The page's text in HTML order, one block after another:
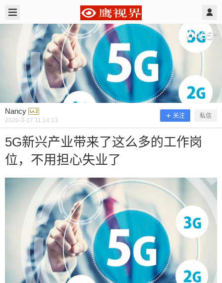
405°
Nancy
2020-3-17 11:14:13
关注 私信
5G新兴产业带来了这么多的工作岗
位，不用担心失业了
Nancy @ 鹰视界 2020/3/17
5G新兴产业带来了这么多的工作岗
位，不用担心失业了
我拿到驾照已经有一年多了，而且我们家也有车，
照理来说，我现在应该不算个“老司机”也算是“开车
熟手”了，可是，并没有！前两天我们车子停在小区
里，我老公上楼送东西去了，后面的车让我挪一
挪，我的大脑一片空白，不知道要怎么挪，只好
说：“对不起，我不会开车，我老公马上下来。” 拿